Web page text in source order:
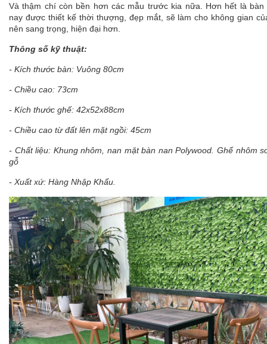
Và thậm chí còn bền hơn các mẫu trước kia nữa. Hơn hết là bàn
nay được thiết kế thời thượng, đẹp mắt, sẽ làm cho không gian
nên sang trọng, hiện đại hơn.
Thông số kỹ thuật:
- Kích thước bàn: Vuông 80cm
- Chiều cao: 73cm
- Kích thước ghế: 42x52x88cm
- Chiều cao từ đất lên mặt ngồi: 45cm
- Chất liệu: Khung nhôm, nan mặt bàn nan Polywood. Ghế nhôm
gỗ
- Xuất xứ: Hàng Nhập Khẩu.